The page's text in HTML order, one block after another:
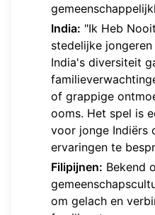
India: "Ik Heb
stedelijke
India's diversiteit
of grappige
ooms. Het spel is
voor jonge Indiërs
ervaringen te
Filipijnen: Bekend
om gelach en